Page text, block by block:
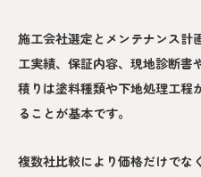
施工会社選定とメンテナンス計
工実績、保証内容、現地診断書
積りは塗料種類や下地処理工程
ることが基本です。
複数社比較により価格だけでな